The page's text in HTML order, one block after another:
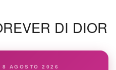
DI DIOR
AGOSTO 2026